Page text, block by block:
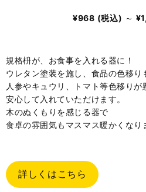
¥968 (税込) ～
規格枡が、お食事を入れる器に！
ウレタン塗装を施し、食品の色移り
人参やキュウリ、トマト等色移りが
安心して入れていただけます。
木のぬくもりを感じる器で
食卓の雰囲気もマスマス暖かくなり
詳しくはこちら